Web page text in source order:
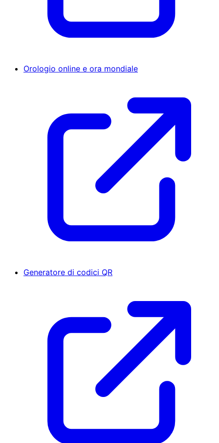
Orologio online e ora mondiale
Generatore di codici QR